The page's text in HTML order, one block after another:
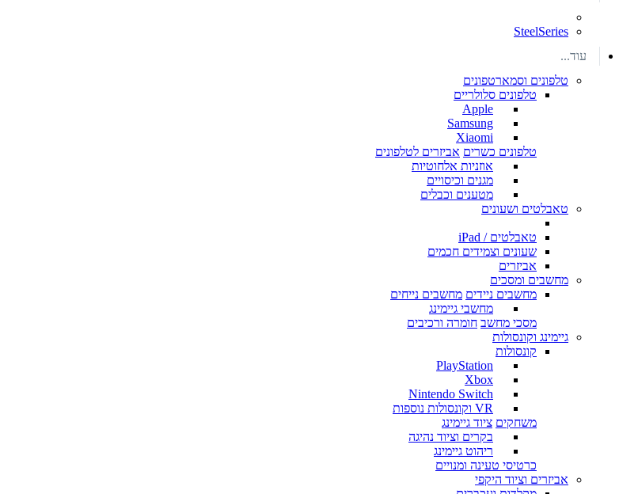
SteelSeries
עוד...
טלפונים וסמארטפונים
טלפונים סלולריים
Apple
Samsung
Xiaomi
טלפונים כשרים אביזרים לטלפונים
אוזניות אלחוטיות
מגנים וכיסויים
מטענים וכבלים
טאבלטים ושעונים
טאבלטים / iPad
שעונים וצמידים חכמים
אביזרים
מחשבים ומסכים
מחשבים ניידים מחשבים נייחים
מחשבי גיימינג
מסכי מחשב חומרה ורכיבים
גיימינג וקונסולות
קונסולות
PlayStation
Xbox
Nintendo Switch
VR וקונסולות נוספות
משחקים ציוד גיימינג
בקרים וציוד נהיגה
ריהוט גיימינג
כרטיסי טעינה ומנויים
אביזרים וציוד היקפי